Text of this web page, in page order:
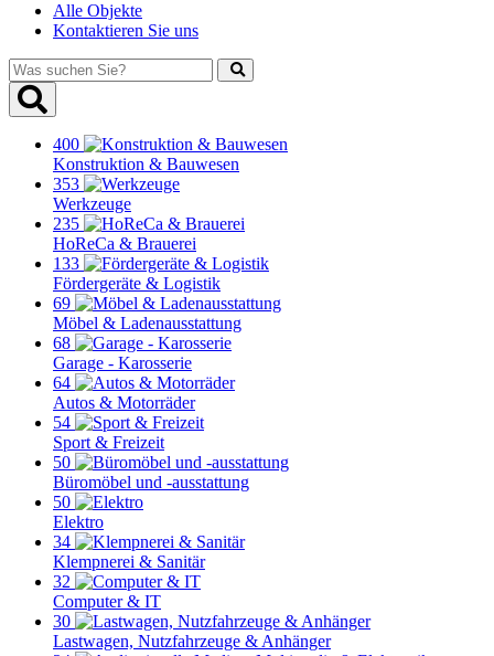
Alle Objekte
Kontaktieren Sie uns
Was
suchen
Sie?
400
Konstruktion & Bauwesen
353
Werkzeuge
235
HoReCa & Brauerei
133
Fördergeräte & Logistik
69
Möbel & Ladenausstattung
68
Garage - Karosserie
64
Autos & Motorräder
54
Sport & Freizeit
50
Büromöbel und -ausstattung
50
Elektro
34
Klempnerei & Sanitär
32
Computer & IT
30
Lastwagen, Nutzfahrzeuge & Anhänger